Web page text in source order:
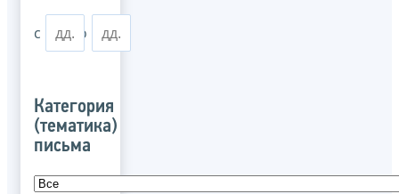
с по
Категория
(тематика)
письма